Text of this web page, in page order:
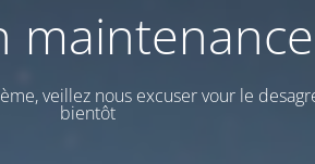
maintenance
veillez nous excuser vour le
bientôt